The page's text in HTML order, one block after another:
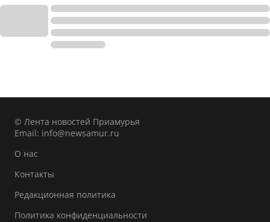
© Лента новостей Приамурья
Email: info@newsamur.ru
О нас
Контакты
Редакционная политика
Политика конфиденциальности